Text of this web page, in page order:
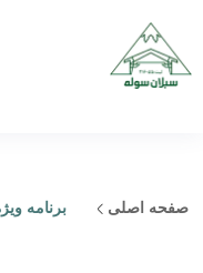
صفحه اصلی
برنامه